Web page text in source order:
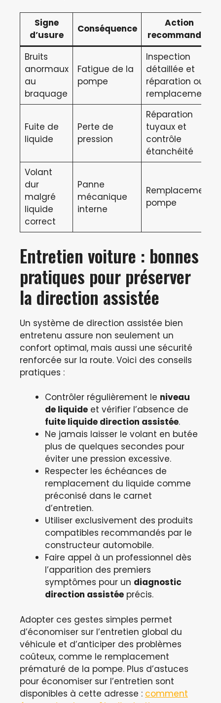
Signe
d’usure
Conséquence
Action
recommandée
Bruits
anormaux
au
braquage
Fatigue de la
pompe
Inspection
détaillée et
réparation ou
remplacement
Fuite de
liquide
Perte de
pression
Réparation
tuyaux et
contrôle
étanchéité
Volant
dur
malgré
liquide
correct
Panne
mécanique
interne
Remplacement
pompe
Entretien voiture : bonnes
pratiques pour préserver
la direction assistée
Un système de direction assistée bien
entretenu assure non seulement un
confort optimal, mais aussi une sécurité
renforcée sur la route. Voici des conseils
pratiques :
Contrôler régulièrement le niveau
de liquide et vérifier l’absence de
fuite liquide direction assistée.
Ne jamais laisser le volant en butée
plus de quelques secondes pour
éviter une pression excessive.
Respecter les échéances de
remplacement du liquide comme
préconisé dans le carnet
d’entretien.
Utiliser exclusivement des produits
compatibles recommandés par le
constructeur automobile.
Faire appel à un professionnel dès
l’apparition des premiers
symptômes pour un diagnostic
direction assistée précis.
Adopter ces gestes simples permet
d’économiser sur l’entretien global du
véhicule et d’anticiper des problèmes
coûteux, comme le remplacement
prématuré de la pompe. Plus d’astuces
pour économiser sur l’entretien sont
disponibles à cette adresse : comment